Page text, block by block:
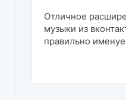
Отличное
музыки из
правильно